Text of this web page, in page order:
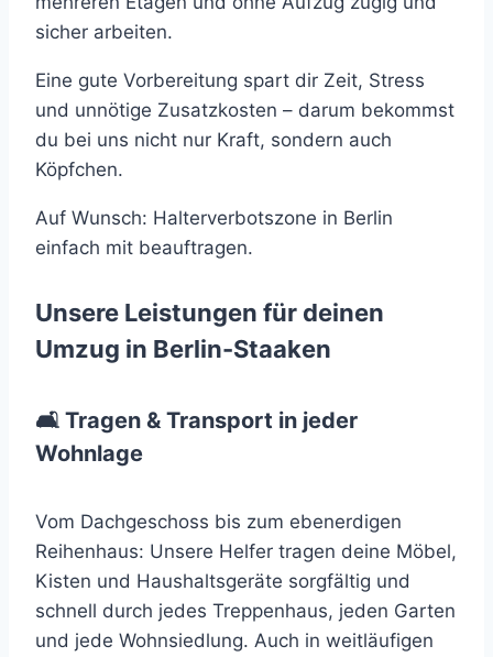
sicher arbeiten.
Eine gute Vorbereitung spart dir Zeit, Stress
und unnötige Zusatzkosten – darum bekommst
du bei uns nicht nur Kraft, sondern auch
Köpfchen.
Auf Wunsch: Halterverbotszone in Berlin
einfach mit beauftragen.
Unsere Leistungen für deinen
Umzug in Berlin-Staaken
🛋 Tragen & Transport in jeder
Wohnlage
Vom Dachgeschoss bis zum ebenerdigen
Reihenhaus: Unsere Helfer tragen deine Möbel,
Kisten und Haushaltsgeräte sorgfältig und
schnell durch jedes Treppenhaus, jeden Garten
und jede Wohnsiedlung. Auch in weitläufigen